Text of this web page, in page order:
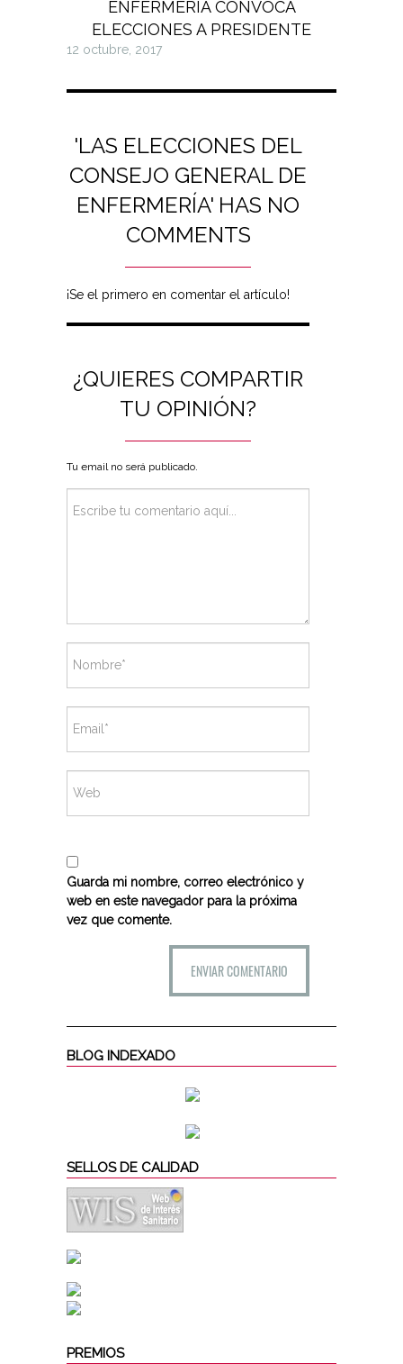
ENFERMERÍA CONVOCA
ELECCIONES A PRESIDENTE
12 octubre, 2017
'LAS ELECCIONES DEL
CONSEJO GENERAL DE
ENFERMERÍA' HAS NO
COMMENTS
¡Se el primero en comentar el artículo!
¿QUIERES COMPARTIR
TU OPINIÓN?
Tu email no será publicado.
Guarda mi nombre, correo electrónico y
web en este navegador para la próxima
vez que comente.
BLOG INDEXADO
SELLOS DE CALIDAD
PREMIOS